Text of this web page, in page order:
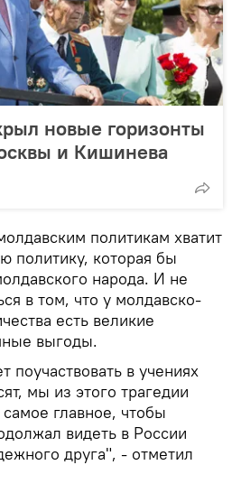
новые горизонты
и Кишинева
политикам хватит
политику, которая бы
народа. И не
в том, что у молдавско-
есть великие
выгоды.
поучаствовать в учениях
мы из этого трагедии
главное, чтобы
видеть в России
друга", - отметил